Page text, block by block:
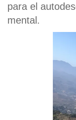
para el
mental.